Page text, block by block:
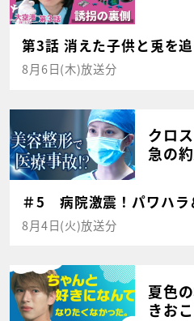
第3話 消えた子供と兎を追
8月6日(木)放送分
クロ
急の
＃5 病院激震！パワハラ
8月4日(火)放送分
夏色
きお